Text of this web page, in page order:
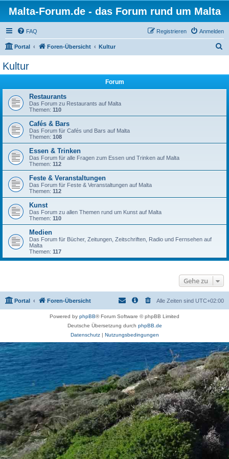
Malta-Forum.de - das Forum rund um Malta
FAQ Anmelden
Registrieren
Portal Foren-Übersicht Kultur
Kultur
Forum
Restaurants
Das Forum zu Restaurants auf Malta
Themen: 110
Cafés & Bars
Das Forum für Cafés und Bars auf Malta
Themen: 108
Essen & Trinken
Das Forum für alle Fragen zum Essen und Trinken auf Malta
Themen: 112
Feste & Veranstaltungen
Das Forum für Feste & Veranstaltungen auf Malta
Themen: 112
Kunst
Das Forum zu allen Themen rund um Kunst auf Malta
Themen: 110
Medien
Das Forum für Bücher, Zeitungen, Zeitschriften, Radio und Fernsehen auf
Malta
Themen: 117
Gehe zu
Portal Foren-Übersicht Alle Zeiten sind UTC+02:00
Powered by phpBB® Forum Software © phpBB Limited
Deutsche Übersetzung durch phpBB.de
Datenschutz| Nutzungsbedingungen